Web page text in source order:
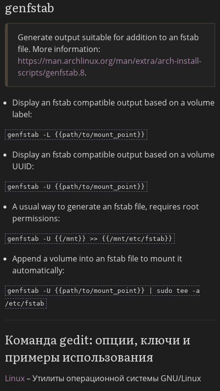
genfstab
Generate output suitable for addition to an fstab
file. More information:
https://man.archlinux.org/man/extra/arch-install-
scripts/genfstab.8.
Display an fstab compatible output based on a volume
label:
genfstab -L {{path/to/mount_point}}
Display an fstab compatible output based on a volume
UUID:
genfstab -U {{path/to/mount_point}}
A usual way to generate an fstab file, requires root
permissions:
genfstab -U {{/mnt}} >> {{/mnt/etc/fstab}}
Append a volume into an fstab file to mount it
automatically:
genfstab -U {{path/to/mount_point}} | sudo tee -a
/etc/fstab
Команда gedit: опции, ключи и
примеры использования
Linux– Утилиты операционной системы GNU/Linux